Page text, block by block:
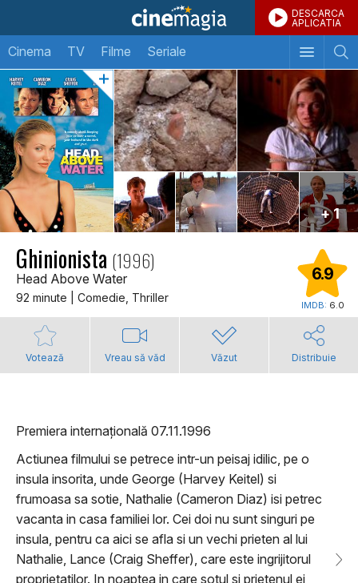
DESCARCA
APLICATIA
Cinema TV Filme Seriale
+ 1
Ghinionista (1996)
Head Above Water
92 minute | Comedie, Thriller
6.9
IMDB: 6.0
Votează Vreau să văd Văzut Distribuie
Premiera internațională 07.11.1996
Actiunea filmului se petrece intr-un peisaj idilic, pe o
insula insorita, unde George (Harvey Keitel) si
frumoasa sa sotie, Nathalie (Cameron Diaz) isi petrec
vacanta in casa familiei lor. Cei doi nu sunt singuri pe
insula, pentru ca aici se afla si un vechi prieten al lui
Nathalie, Lance (Craig Sheffer), care este ingrijitorul
proprietatilor. In noaptea in care sotul si prietenul ei